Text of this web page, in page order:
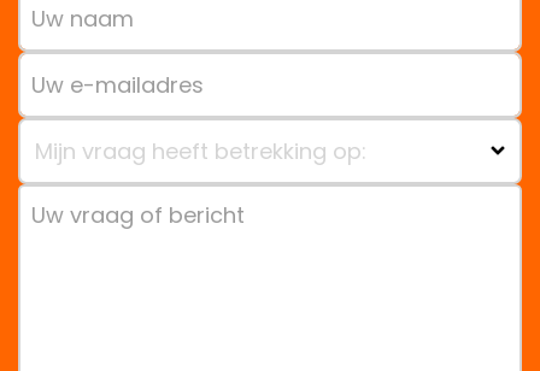
Mijn vraag heeft betrekking op: